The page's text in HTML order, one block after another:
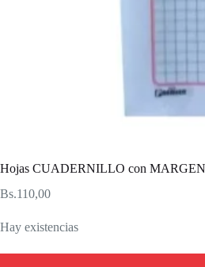
Hojas CUADERNILLO con MARGEN
Bs.110,00
Hay existencias